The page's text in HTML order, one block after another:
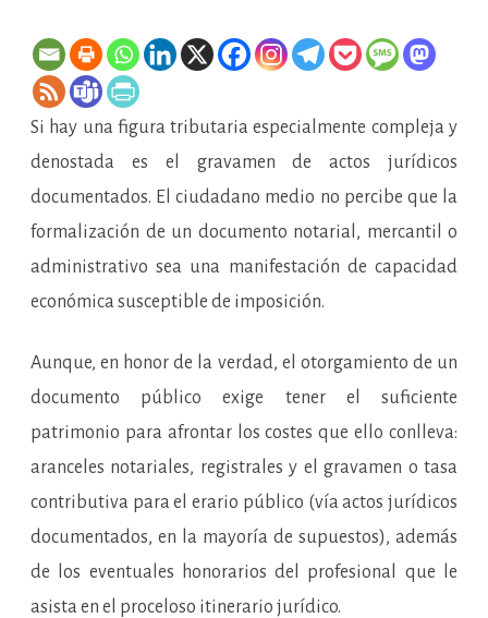
AJD
de
la
de
de
un
inmueble.
Si hay una figura tributaria especialmente compleja y
denostada es el gravamen de actos jurídicos
documentados. El ciudadano medio no percibe que la
formalización de un documento notarial, mercantil o
administrativo sea una manifestación de capacidad
económica susceptible de imposición.
Aunque, en honor de la verdad, el otorgamiento de un
documento público exige tener el suficiente
patrimonio para afrontar los costes que ello conlleva:
aranceles notariales, registrales y el gravamen o tasa
contributiva para el erario público (vía actos jurídicos
documentados, en la mayoría de supuestos), además
de los eventuales honorarios del profesional que le
asista en el proceloso itinerario jurídico.